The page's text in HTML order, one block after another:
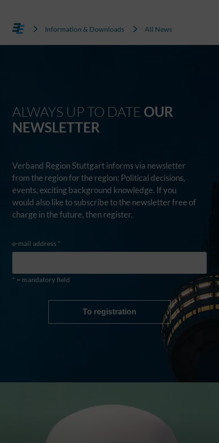
Information & Downloads All News
ALWAYS UP TO DATE OUR
NEWSLETTER
Verband Region Stuttgart informs via newsletter
from the region for the region: Political decisions,
events, exciting background knowledge. If you
would also like to subscribe to the newsletter free of
charge in the future, then register.
e-mail address *
* = mandatory field
To registration